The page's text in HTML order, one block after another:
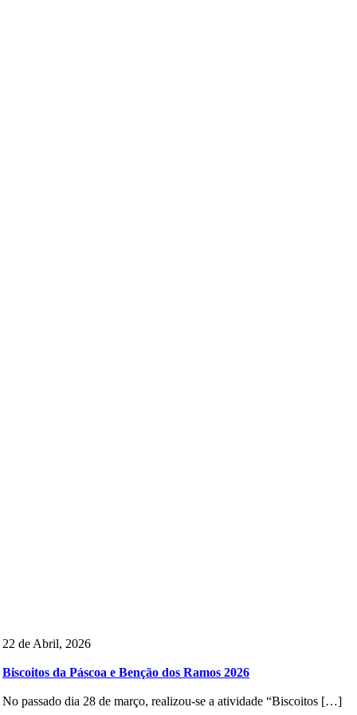
22 de Abril, 2026
Biscoitos da Páscoa e Benção dos Ramos 2026
No passado dia 28 de março, realizou-se a atividade “Biscoitos […]